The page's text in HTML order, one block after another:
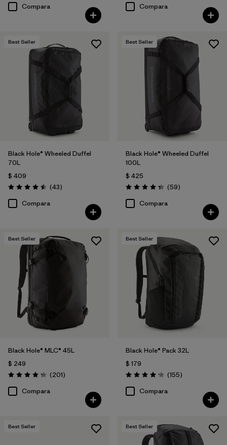
Compara
Compara
Best Seller
Black Hole® Wheeled Duffel
70L
$ 409
Valoración: 4.5 / 5
(43Comentarios
)
Compara
Best Seller
Black Hole® Wheeled Duffel
100L
$ 425
Valoración: 4.3 / 5
(59Comentarios
)
Compara
Best Seller
Black Hole® MLC® 45L
$ 249
Valoración: 4.3 / 5
(201Comentarios
)
Compara
Best Seller
Black Hole® Pack 32L
$ 179
Valoración: 4.2 / 5
(155Comentarios
)
Compara
Best Seller Best Seller